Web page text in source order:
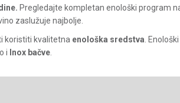
. Pregledajte kompletan enološki program
zaslužuje najbolje.
koristiti kvalitetna enološka sredstva .
i Inox bačve